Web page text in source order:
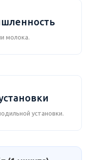
молока.
установки.